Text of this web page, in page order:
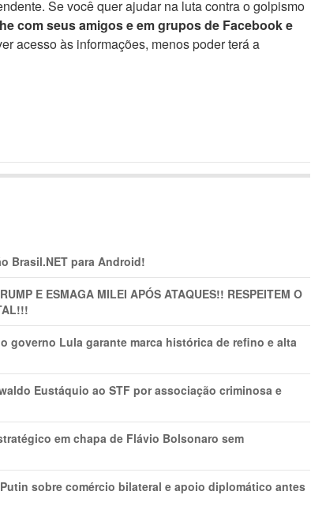
Se você quer ajudar na luta contra o golpismo
com seus amigos e em grupos de Facebook e
acesso às informações, menos poder terá a
Brasil.NET para Android!
E ESMAGA MILEI APÓS ATAQUES!! RESPEITEM O
governo Lula garante marca histórica de refino e alta
Eustáquio ao STF por associação criminosa e
em chapa de Flávio Bolsonaro sem
sobre comércio bilateral e apoio diplomático antes